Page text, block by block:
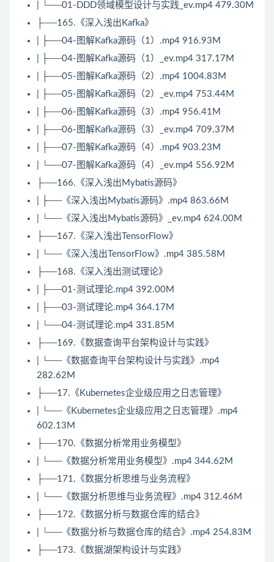
| └──01- DDD领域模型设计与实践_ev.mp4 479.30M
├──165.《深入浅出 Kafka》
| ├──04-图解Kafka源码（1）.mp4 916.93M
| ├──04-图解Kafka源码（1）_ev.mp4 317.17M
| ├──05-图解Kafka源码（2）.mp4 1004.83M
| ├──05-图解Kafka源码（2）_ev.mp4 753.44M
| ├──06-图解Kafka源码（3）.mp4 956.41M
| ├──06-图解Kafka源码（3）_ev.mp4 709.37M
| ├──07-图解Kafka源码（4）.mp4 903.23M
| └──07-图解Kafka源码（4）_ev.mp4 556.92M
├──166.《深入浅出Mybatis源码》
| ├──《深入浅出Mybatis源码》.mp4 863.66M
| └──《深入浅出Mybatis源码》_ev.mp4 624.00M
├──167.《深入浅出TensorFlow》
| └──《深入浅出TensorFlow》.mp4 385.58M
├──168.《深入浅出测试理论》
| ├──01-测试理论.mp4 392.00M
| ├──03-测试理论.mp4 364.17M
| └──04-测试理论.mp4 331.85M
├──169.《数据查询平台架构设计与实践》
| └──《数据查询平台架构设计与实践》.mp4
282.62M
├──17.《 Kubernetes企业级应用之日志管理》
| └──《 Kubernetes企业级应用之日志管理》.mp4
602.13M
├──170.《数据分析常用业务模型》
| └──《数据分析常用业务模型》.mp4 344.62M
├──171.《数据分析思维与业务流程》
| └──《数据分析思维与业务流程》.mp4 312.46M
├──172.《数据分析与数据仓库的结合》
| └──《数据分析与数据仓库的结合》.mp4 254.83M
├──173.《数据湖架构设计与实践》